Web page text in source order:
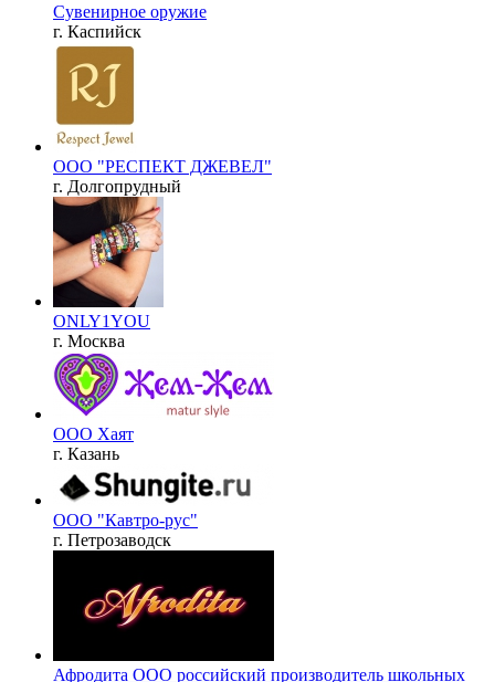
Сувенирное оружие
г. Каспийск
ООО "РЕСПЕКТ ДЖЕВЕЛ"
г. Долгопрудный
ONLY1YOU
г. Москва
ООО Хаят
г. Казань
ООО "Кавтро-рус"
г. Петрозаводск
Афродита ООО российский производитель школьных